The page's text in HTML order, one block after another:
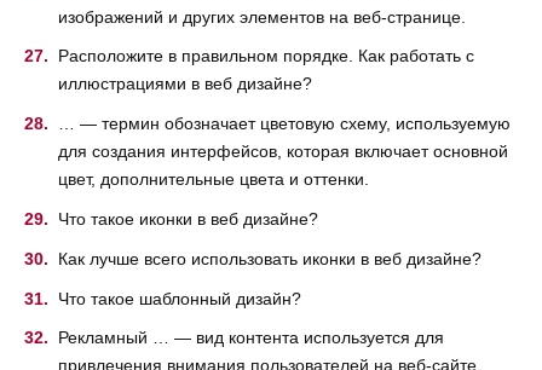
изображений и других элементов на веб-странице.
Расположите в правильном порядке. Как работать с
иллюстрациями в веб дизайне?
… — термин обозначает цветовую схему, используемую
для создания интерфейсов, которая включает основной
цвет, дополнительные цвета и оттенки.
Что такое иконки в веб дизайне?
Как лучше всего использовать иконки в веб дизайне?
Что такое шаблонный дизайн?
Рекламный … — вид контента используется для
привлечения внимания пользователей на веб-сайте.